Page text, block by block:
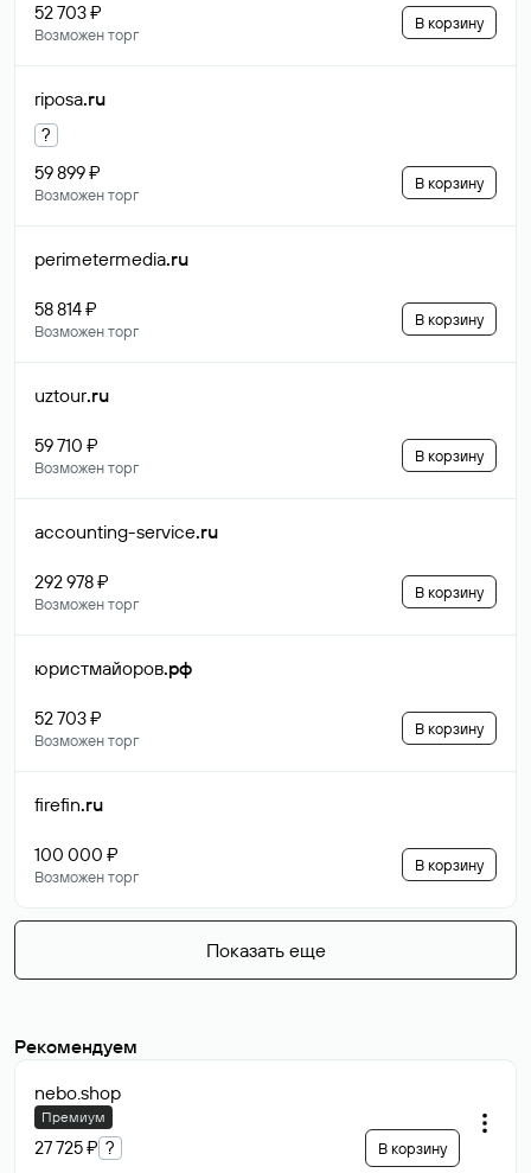
52 703 ₽
Возможен торг
В корзину
riposa.ru
?
59 899 ₽
Возможен торг
В корзину
perimetermedia.ru
58 814 ₽
Возможен торг
В корзину
uztour.ru
59 710 ₽
Возможен торг
В корзину
accounting-service.ru
292 978 ₽
Возможен торг
В корзину
юристмайоров.рф
52 703 ₽
Возможен торг
В корзину
firefin.ru
100 000 ₽
Возможен торг
В корзину
Показать еще
Рекомендуем
nebo.shop
Премиум
27 725 ₽ ? В корзину